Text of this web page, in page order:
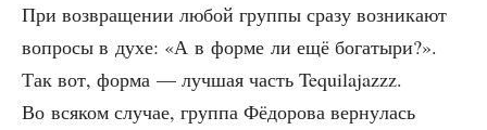
При воз­вра­ще­нии любой груп­пы сра­зу воз­ни­ка­ют
вопро­сы в духе: «А в фор­ме ли ещё бога­ты­ри?».
Так вот, фор­ма — луч­шая часть Tequilajazzz.
Во вся­ком слу­чае, груп­па Фёдо­ро­ва вер­ну­лась